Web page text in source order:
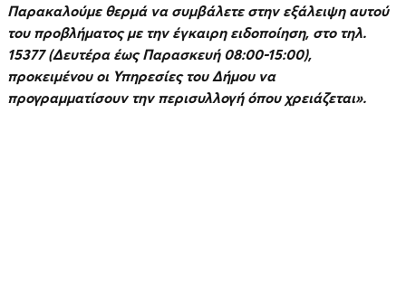
Παρακαλούμε θερμά να συμβάλετε στην εξάλειψη αυτού
του προβλήματος με την έγκαιρη ειδοποίηση, στο τηλ.
15377 (Δευτέρα έως Παρασκευή 08:00-15:00),
προκειμένου οι Υπηρεσίες του Δήμου να
προγραμματίσουν την περισυλλογή όπου χρειάζεται».